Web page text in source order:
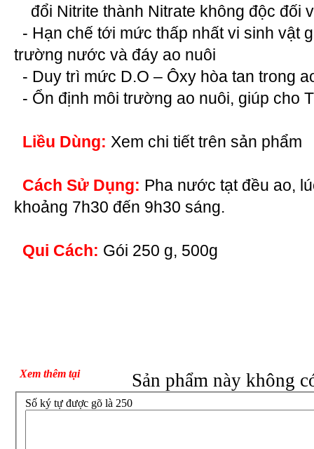
đổi Nitrite thành Nitrate không độc đối
- Hạn chế tới mức thấp nhất vi sinh vật
trường nước và đáy ao nuôi
- Duy trì mức D.O – Ôxy hòa tan trong
- Ổn định môi trường ao nuôi, giúp cho
Liều Dùng: Xem chi tiết trên sản phẩm
Cách Sử Dụng: Pha nước tạt đều ao,
khoảng 7h30 đến 9h30 sáng.
Qui Cách: Gói 250 g, 500g
Xem thêm tại Sản phẩm này không
Số ký tự được gõ là 250